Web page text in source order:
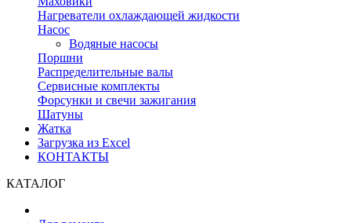
Нагреватели охлаждающей жидкости
Насос
Водяные насосы
Поршни
Распределительные валы
Сервисные комплекты
Форсунки и свечи зажигания
Шатуны
Жатка
Загрузка из Excel
КОНТАКТЫ
КАТАЛОГ